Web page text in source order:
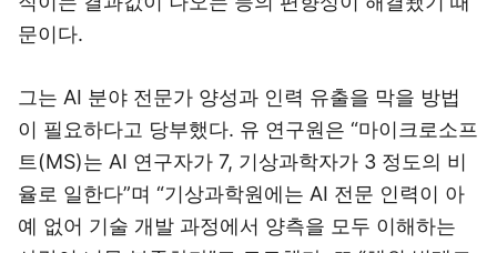
문이다.
그는 AI 분야 전문가 양성과 인력 유출을 막을 방법
이 필요하다고 당부했다. 유 연구원은 “마이크로소프
트(MS)는 AI 연구자가 7, 기상과학자가 3 정도의 비
율로 일한다”며 “기상과학원에는 AI 전문 인력이 아
예 없어 기술 개발 과정에서 양측을 모두 이해하는